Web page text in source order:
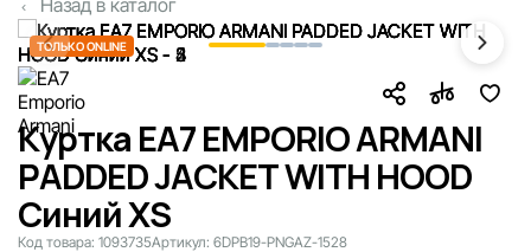
Назад в каталог
ТОЛЬКО ONLINE
Куртка EA7 EMPORIO ARMANI
PADDED JACKET WITH HOOD
Синий XS
Код товара: 1093735Артикул: 6DPB19-PNGAZ-1528